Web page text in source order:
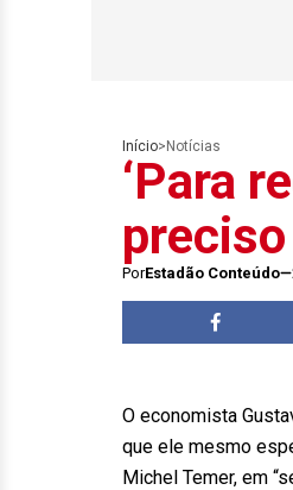
Início> Notícias
‘Para
PorEstadão Conteúdo
O economista
que ele mesmo
Michel Temer, em